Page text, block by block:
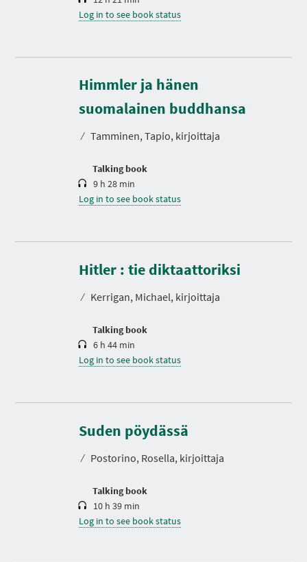
Log in to see book status
Himmler ja hänen
suomalainen buddhansa
⁄ Tamminen, Tapio, kirjoittaja
Talking book
D
u
r
a
i
9 h 28 min
Log in to see book status
Hitler : tie diktaattoriksi
⁄ Kerrigan, Michael, kirjoittaja
Talking book
D
r
a
i
6 h 44 min
Log in to see book status
Suden pöydässä
⁄ Postorino, Rosella, kirjoittaja
Talking book
D
r
a
i
10 h 39 min
Log in to see book status